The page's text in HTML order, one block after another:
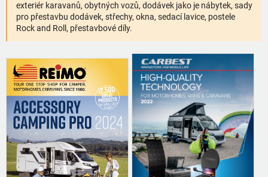
exteriér karavanů, obytných vozů, dodávek jako je nábytek, sady
pro přestavbu dodávek, střechy, okna, sedací lavice, postele
Rock and Roll, přestavbové díly.